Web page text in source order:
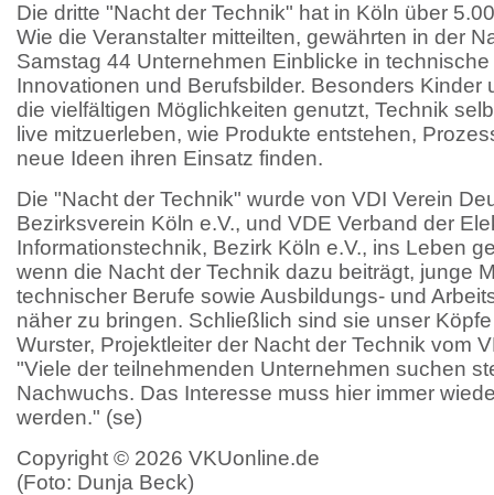
Die dritte "Nacht der Technik" hat in Köln über
Wie die Veranstalter mitteilten, gewährten in der
Samstag 44 Unternehmen Einblicke in technische
Innovationen und Berufsbilder. Besonders Kinder
die vielfältigen Möglichkeiten genutzt, Technik
live mitzuerleben, wie Produkte entstehen,
neue Ideen ihren Einsatz finden.
Die "Nacht der Technik" wurde von VDI Verein
Bezirksverein Köln e.V., und VDE Verband der
Informationstechnik, Bezirk Köln e.V., ins Leben
wenn die Nacht der Technik dazu beiträgt, junge
technischer Berufe sowie Ausbildungs- und
näher zu bringen. Schließlich sind sie unser
Wurster, Projektleiter der Nacht der Technik vom
"Viele der teilnehmenden Unternehmen suchen
Nachwuchs. Das Interesse muss hier immer
werden." (se)
Copyright © 2026 VKUonline.de
(Foto: Dunja Beck)